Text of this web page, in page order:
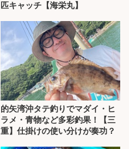
匹キャッチ【海栄丸】
的矢湾沖タテ釣りでマダイ・ヒ
ラメ・青物など多彩釣果！【三
重】仕掛けの使い分けが奏功？